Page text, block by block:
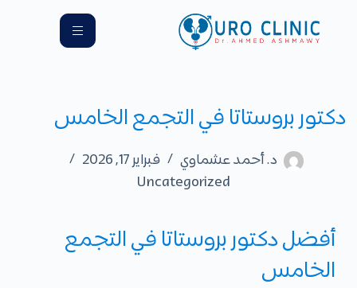
دكتور بروستاتا في التجمع الخامس
د. أحمد عشماوي
فبراير 17, 2026
Uncategorized
أفضل دكتور بروستاتا في التجمع
الخامس